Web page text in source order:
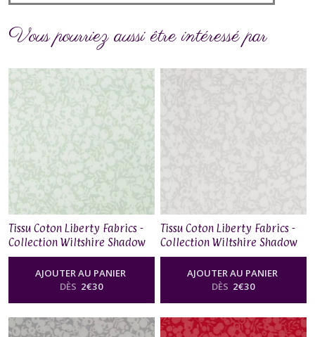
Vous pourriez aussi être intéressé par
Tissu Coton Liberty Fabrics -
Collection Wiltshire Shadow
– Sage
AJOUTER AU PANIER
DÈS 2€30
Tissu Coton Liberty Fabrics -
Collection Wiltshire Shadow
– Dove
AJOUTER AU PANIER
DÈS 2€30